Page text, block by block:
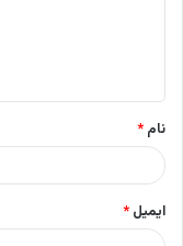
*
نام *
ایمیل *